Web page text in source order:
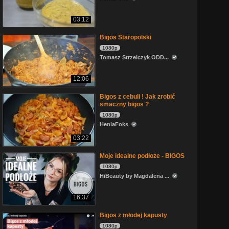
03:12
12:06
Bigos Staropolski
1080p
Tomasz Strzelczyk ODD...
03:22
Bigos z cebuli ! Jak zrobić
smaczny bigos ?
1080p
HeniaFoks
16:37
Moje idealne podłoże - BIGOS
1080p
HiBeauty by Magdalena ...
Bigos z młodej kapusty
1080p